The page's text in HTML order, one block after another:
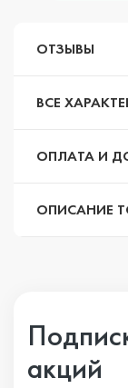
ОТЗЫВЫ
ВСЕ
ОПЛАТА И
ОПИСАНИЕ
акций